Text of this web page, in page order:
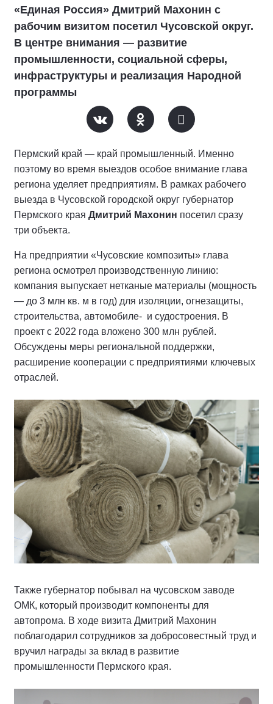
«Единая Россия» Дмитрий Махонин с
рабочим визитом посетил Чусовской округ.
В центре внимания — развитие
промышленности, социальной сферы,
инфраструктуры и реализация Народной
программы
Пермский край — край промышленный. Именно
поэтому во время выездов особое внимание глава
региона уделяет предприятиям. В рамках рабочего
выезда в Чусовской городской округ губернатор
Пермского края Дмитрий Махонин посетил сразу
три объекта.
На предприятии «Чусовские композиты» глава
региона осмотрел производственную линию:
компания выпускает нетканые материалы (мощность
— до 3 млн кв. м в год) для изоляции, огнезащиты,
строительства, автомобиле- и судостроения. В
проект с 2022 года вложено 300 млн рублей.
Обсуждены меры региональной поддержки,
расширение кооперации с предприятиями ключевых
отраслей.
Также губернатор побывал на чусовском заводе
ОМК, который производит компоненты для
автопрома. В ходе визита Дмитрий Махонин
поблагодарил сотрудников за добросовестный труд и
вручил награды за вклад в развитие
промышленности Пермского края.